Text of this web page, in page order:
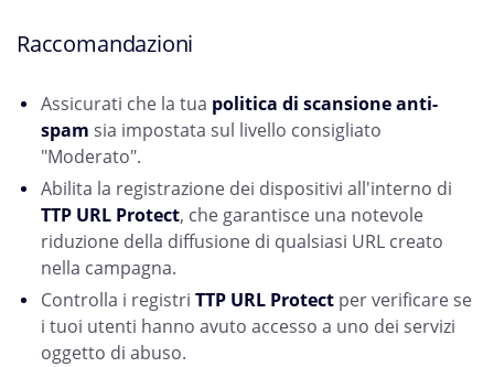
Raccomandazioni
Assicurati che la tua politica di scansione anti-
spam sia impostata sul livello consigliato
"Moderato".
Abilita la registrazione dei dispositivi all'interno di
TTP URL Protect, che garantisce una notevole
riduzione della diffusione di qualsiasi URL creato
nella campagna.
Controlla i registri TTP URL Protect per verificare se
i tuoi utenti hanno avuto accesso a uno dei servizi
oggetto di abuso.